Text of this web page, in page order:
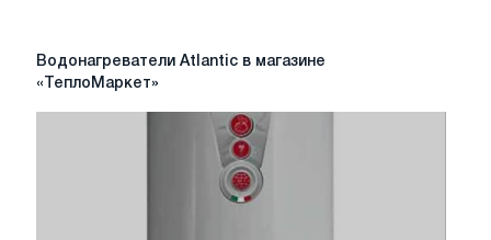
Водонагреватели
Atlantic
Водонагреватели Atlantic в магазине
«ТеплоМаркет»